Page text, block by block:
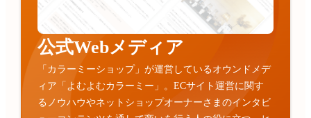
公式Webメディア
「カラーミーショップ」が運営しているオウンドメデ
ィア「よむよむカラーミー」。ECサイト運営に関す
るノウハウやネットショップオーナーさまのインタビ